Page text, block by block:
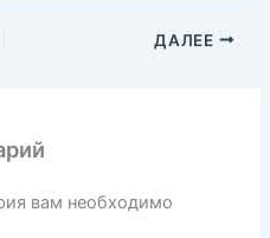
ДАЛЕЕ
вам необходимо